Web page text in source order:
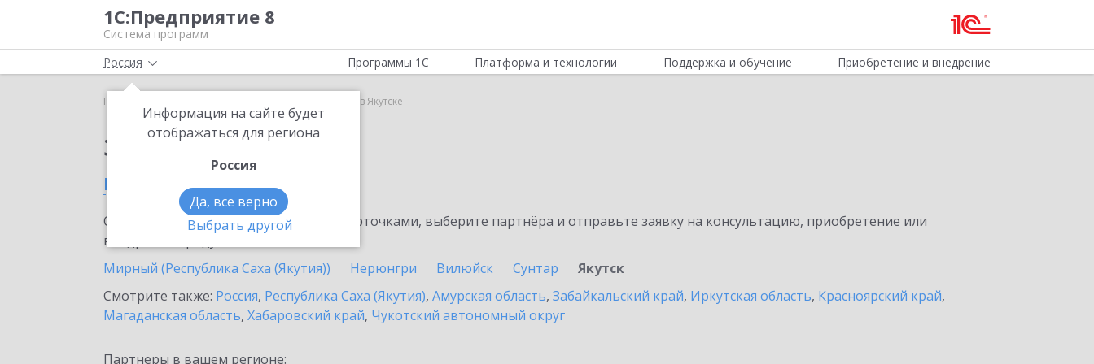
1С:Предприятие 8
Система программ
Россия
Информация на сайте будет
отображаться для региона
Россия
Да, все верно
Выбрать другой
Программы 1С Платформа и технологии Поддержка и обучение Приобретение и внедрение
Главная 1С:Лизинг в Якутске
Заказать 1С:Лизинг
в Якутске
Ознакомьтесь с информационными карточками, выберите партнёра и отправьте заявку на консультацию, приобретение или
внедрение продукта.
Мирный (Республика Саха (Якутия))
Нерюнгри Вилюйск Сунтар
Якутск
Смотрите также: Россия, Республика Саха (Якутия), Амурская область, Забайкальский край, Иркутская область, Красноярский край,
Магаданская область, Хабаровский край, Чукотский автономный округ
Партнеры в вашем регионе: